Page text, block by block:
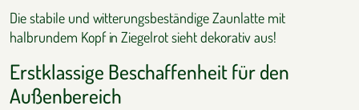
Die stabile und witterungsbeständige Zaunlatte mit
halbrundem Kopf in Ziegelrot sieht dekorativ aus!
Erstklassige Beschaffenheit für den
Außenbereich